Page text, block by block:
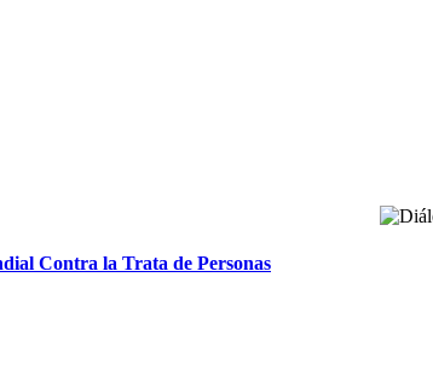
Contra la Trata de Personas